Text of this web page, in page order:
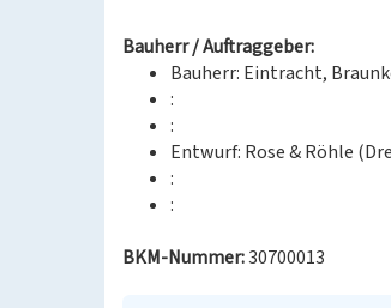
Bauherr / Auftraggeber:
Bauherr: Eintracht,
:
:
Entwurf: Rose & Röhle
:
:
BKM-Nummer:30700013